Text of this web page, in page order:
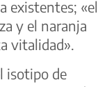
existentes; «el
y el naranja
vitalidad».
isotipo de